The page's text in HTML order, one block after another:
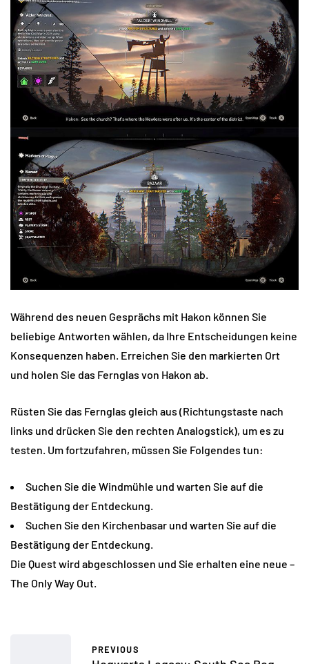
Während des neuen Gesprächs mit Hakon können Sie
beliebige Antworten wählen, da Ihre Entscheidungen keine
Konsequenzen haben. Erreichen Sie den markierten Ort
und holen Sie das Fernglas von Hakon ab.
Rüsten Sie das Fernglas gleich aus (Richtungstaste nach
links und drücken Sie den rechten Analogstick), um es zu
testen. Um fortzufahren, müssen Sie Folgendes tun:
Suchen Sie die Windmühle und warten Sie auf die
Bestätigung der Entdeckung.
Suchen Sie den Kirchenbasar und warten Sie auf die
Bestätigung der Entdeckung.
Die Quest wird abgeschlossen und Sie erhalten eine neue –
The Only Way Out.
PREVIOUS